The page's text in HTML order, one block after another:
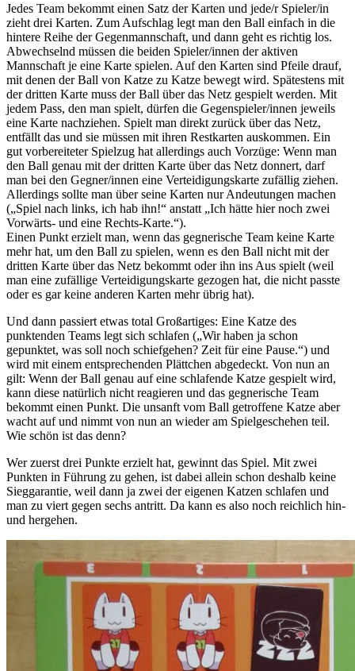
Jedes Team bekommt einen Satz der Karten und jede/r Spieler/in
zieht drei Karten. Zum Aufschlag legt man den Ball einfach in die
hintere Reihe der Gegenmannschaft, und dann geht es richtig los.
Abwechselnd müssen die beiden Spieler/innen der aktiven
Mannschaft je eine Karte spielen. Auf den Karten sind Pfeile drauf,
mit denen der Ball von Katze zu Katze bewegt wird. Spätestens mit
der dritten Karte muss der Ball über das Netz gespielt werden. Mit
jedem Pass, den man spielt, dürfen die Gegenspieler/innen jeweils
eine Karte nachziehen. Spielt man direkt zurück über das Netz,
entfällt das und sie müssen mit ihren Restkarten auskommen. Ein
gut vorbereiteter Spielzug hat allerdings auch Vorzüge: Wenn man
den Ball genau mit der dritten Karte über das Netz donnert, darf
man bei den Gegner/innen eine Verteidigungskarte zufällig ziehen.
Allerdings sollte man über seine Karten nur Andeutungen machen
(„Spiel nach links, ich hab ihn!“ anstatt „Ich hätte hier noch zwei
Vorwärts- und eine Rechts-Karte.“).
Einen Punkt erzielt man, wenn das gegnerische Team keine Karte
mehr hat, um den Ball zu spielen, wenn es den Ball nicht mit der
dritten Karte über das Netz bekommt oder ihn ins Aus spielt (weil
man eine zufällige Verteidigungskarte gezogen hat, die nicht passte
oder es gar keine anderen Karten mehr übrig hat).
Und dann passiert etwas total Großartiges: Eine Katze des
punktenden Teams legt sich schlafen („Wir haben ja schon
gepunktet, was soll noch schiefgehen? Zeit für eine Pause.“) und
wird mit einem entsprechenden Plättchen abgedeckt. Von nun an
gilt: Wenn der Ball genau auf eine schlafende Katze gespielt wird,
kann diese natürlich nicht reagieren und das gegnerische Team
bekommt einen Punkt. Die unsanft vom Ball getroffene Katze aber
wacht auf und nimmt von nun an wieder am Spielgeschehen teil.
Wie schön ist das denn?
Wer zuerst drei Punkte erzielt hat, gewinnt das Spiel. Mit zwei
Punkten in Führung zu gehen, ist dabei allein schon deshalb keine
Sieggarantie, weil dann ja zwei der eigenen Katzen schlafen und
man zu viert gegen sechs antritt. Da kann es also noch reichlich hin-
und hergehen.